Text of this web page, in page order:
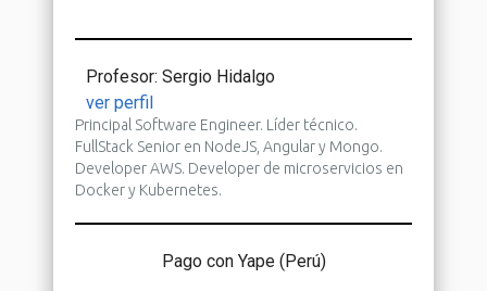
Profesor: Sergio Hidalgo
ver perfil
Principal Software Engineer. Líder técnico.
FullStack Senior en NodeJS, Angular y Mongo.
Developer AWS. Developer de microservicios en
Docker y Kubernetes.
Pago con Yape (Perú)